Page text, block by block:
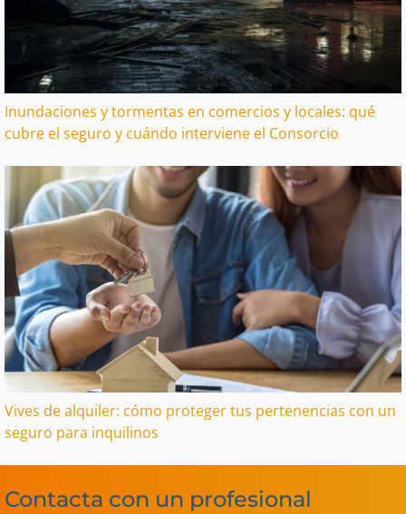
Inundaciones y tormentas en comercios y locales: qué
cubre el seguro y cuándo interviene el Consorcio
Vives de alquiler: cómo proteger tus pertenencias con un
seguro para inquilinos
Contacta con un profesional